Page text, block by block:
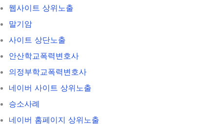
웹사이트 상위노출
말기암
사이트 상단노출
안산학교폭력변호사
의정부학교폭력변호사
네이버 사이트 상위노출
승소사례
네이버 홈페이지 상위노출